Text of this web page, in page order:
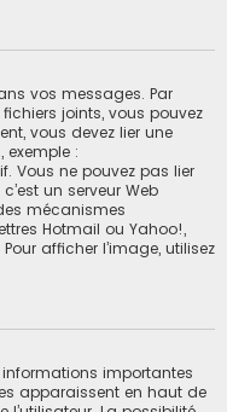
vos messages. Par
joints, vous pouvez
vous devez lier une
exemple :
Vous ne pouvez pas lier
un serveur Web
mécanismes
Hotmail ou Yahoo!,
afficher l’image, utilisez
importantes
apparaissent en haut de